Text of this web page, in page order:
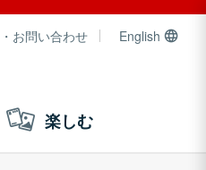
お問い合わせ English
楽しむ